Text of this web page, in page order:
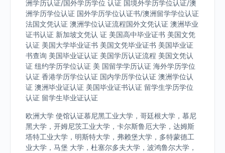
洲学历认证/国外学历学位 认证 国境外学历学位认证/澳
洲学历学位认证 国外学历学位认证书/澳洲留学学位认证
法国文凭认证 澳洲学位认证流程国外文凭认证 澳洲毕业
证书认证 新加坡文凭认 证 美国高中毕业证书 美国文凭
认证 美国大学毕业证书 美国文凭毕业证书 美国毕业证
书查询 美国毕业证认证 美国学历认证流程 美国文凭认
证 纽约学历学位认证 美 国留学学历认证 海外学历学位
认证 香港学历学位认证 国内学历学位认证 澳洲学位认
证 澳洲毕业证认证 美国毕业证书认证 留学生学历学位
认证 留学生毕业证认证
欧洲大学 使馆认证慕尼黑工业大学，哥廷根大学，慕尼
黑大学，开姆尼茨工业大学，卡尔斯鲁厄大学，达姆斯
塔特工业大学，明斯特大学，弗赖堡大学，多特蒙德工
业大学，马堡 大学，杜塞尔多夫大学，波鸿鲁尔大学，